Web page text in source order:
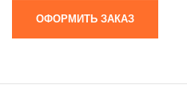
ОФОРМИТЬ ЗАКАЗ